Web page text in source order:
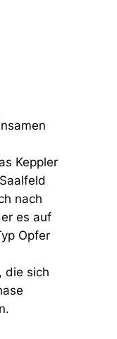
Keppler
nach
es auf
Opfer
die sich